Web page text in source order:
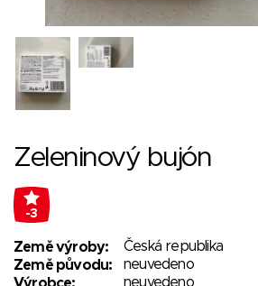
Zeleninový bujón
-3
Země výroby:
Česká republika
Země původu:
neuvedeno
neuvedeno